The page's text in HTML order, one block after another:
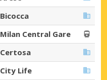
Bicocca
Milan Central Gare
Certosa
City Life